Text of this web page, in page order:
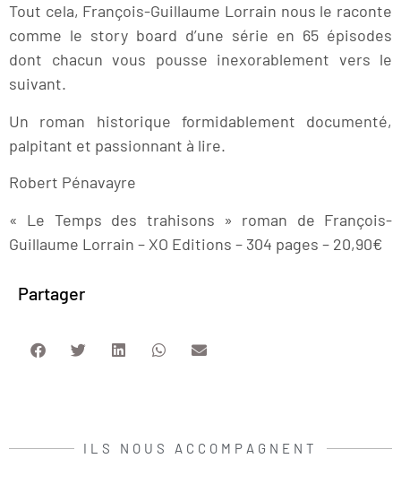
Tout cela, François-Guillaume Lorrain nous le raconte
comme le story board d’une série en 65 épisodes
dont chacun vous pousse inexorablement vers le
suivant.
Un roman historique formidablement documenté,
palpitant et passionnant à lire.
Robert Pénavayre
« Le Temps des trahisons » roman de François-
Guillaume Lorrain – XO Editions – 304 pages – 20,90€
Partager
ILS NOUS ACCOMPAGNENT